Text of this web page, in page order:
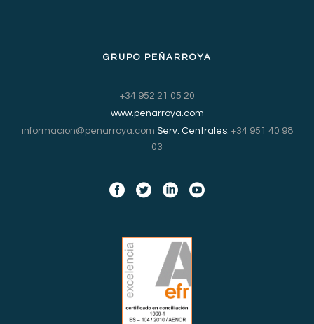
GRUPO PEÑARROYA
+34 952 21 05 20
www.penarroya.com
informacion@penarroya.com Serv. Centrales: +34 951 40 98
03